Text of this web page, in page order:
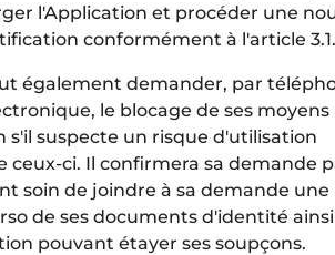
l'Application et procéder une
conformément à l'article 3.1.
également demander, par
le blocage de ses moyens
s'il suspecte un risque d'utilisation
ceux-ci. Il confirmera sa demande
soin de joindre à sa demande une
de ses documents d'identité
pouvant étayer ses soupçons.